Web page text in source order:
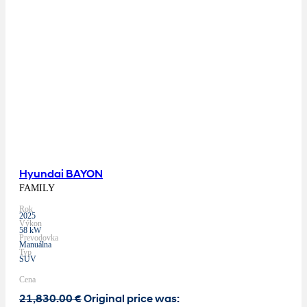
Hyundai BAYON
FAMILY
Rok
2025
Výkon
58 kW
Prevodovka
Manuálna
Typ
SUV
Cena
21,830.00€Original price was: